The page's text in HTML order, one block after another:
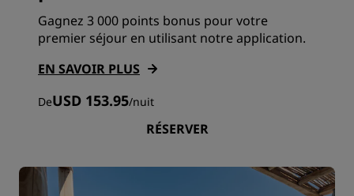
Gagnez 3 000 points bonus pour votre
premier séjour en utilisant notre application.
EN SAVOIR PLUS
DeUSD 153.95/nuit
RÉSERVER